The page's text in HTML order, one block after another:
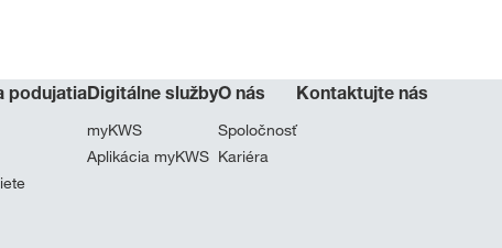
podujatiaDigitálne služby
myKWS
Aplikácia myKWS
O nás
Spoločnosť
Kariéra
Kontaktujte nás